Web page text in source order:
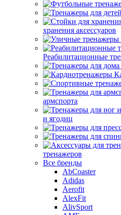
хранения аксессуаров
Реабилитационные
армспорта
и ягодиц
тренажеров
Все бренды
AbCoaster
Adidas
Aerofit
AlexFit
AlivSport